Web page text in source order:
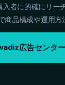
者に的確にリー
商品構成や運用方
広告センタ